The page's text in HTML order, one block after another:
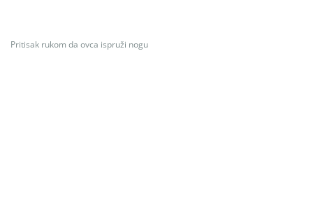
Pritisak rukom da ovca ispruži nogu